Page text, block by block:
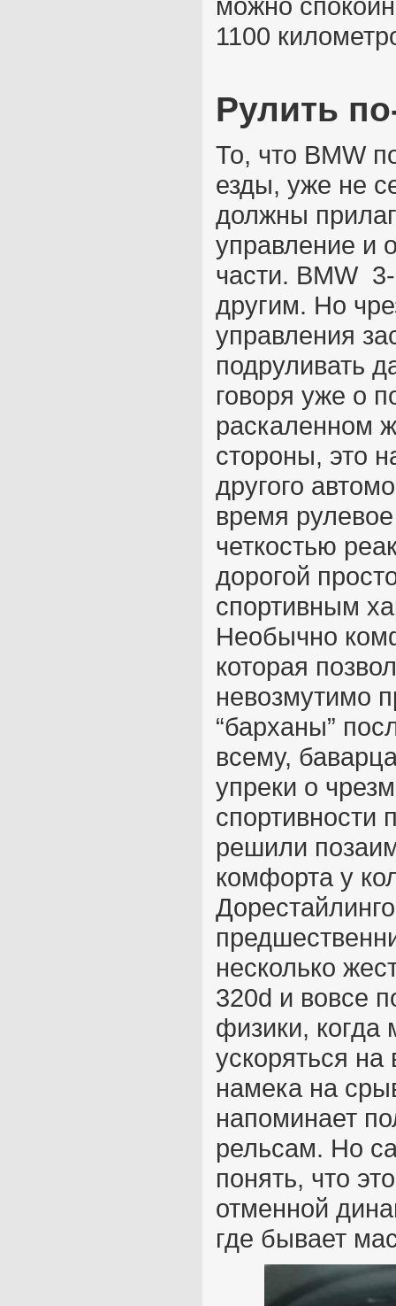
1100
Рулить
То, что BMW
езды, уже не
должны
управление и
части. BMW
другим. Но
управления
подруливать
говоря уже о
раскаленном
стороны, это
другого
время
четкостью
дорогой
спортивным
Необычно
которая
невозмутимо
“барханы”
всему,
упреки о
спортивности
решили
комфорта у
несколько
320d и вовсе
физики,
ускоряться на
намека на
напоминает
рельсам. Но
понять, что
отменной
где бывает